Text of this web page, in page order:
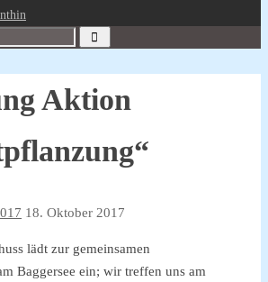
Suchen
Aktion
18. Oktober 2017
lädt zur gemeinsamen
Baggersee ein; wir treffen uns am